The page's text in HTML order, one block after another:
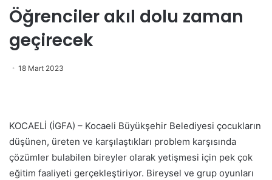
Öğrenciler akıl dolu zaman
geçirecek
18 Mart 2023
KOCAELİ (İGFA) – Kocaeli Büyükşehir Belediyesi çocukların
düşünen, üreten ve karşılaştıkları problem karşısında
çözümler bulabilen bireyler olarak yetişmesi için pek çok
eğitim faaliyeti gerçekleştiriyor. Bireysel ve grup oyunları